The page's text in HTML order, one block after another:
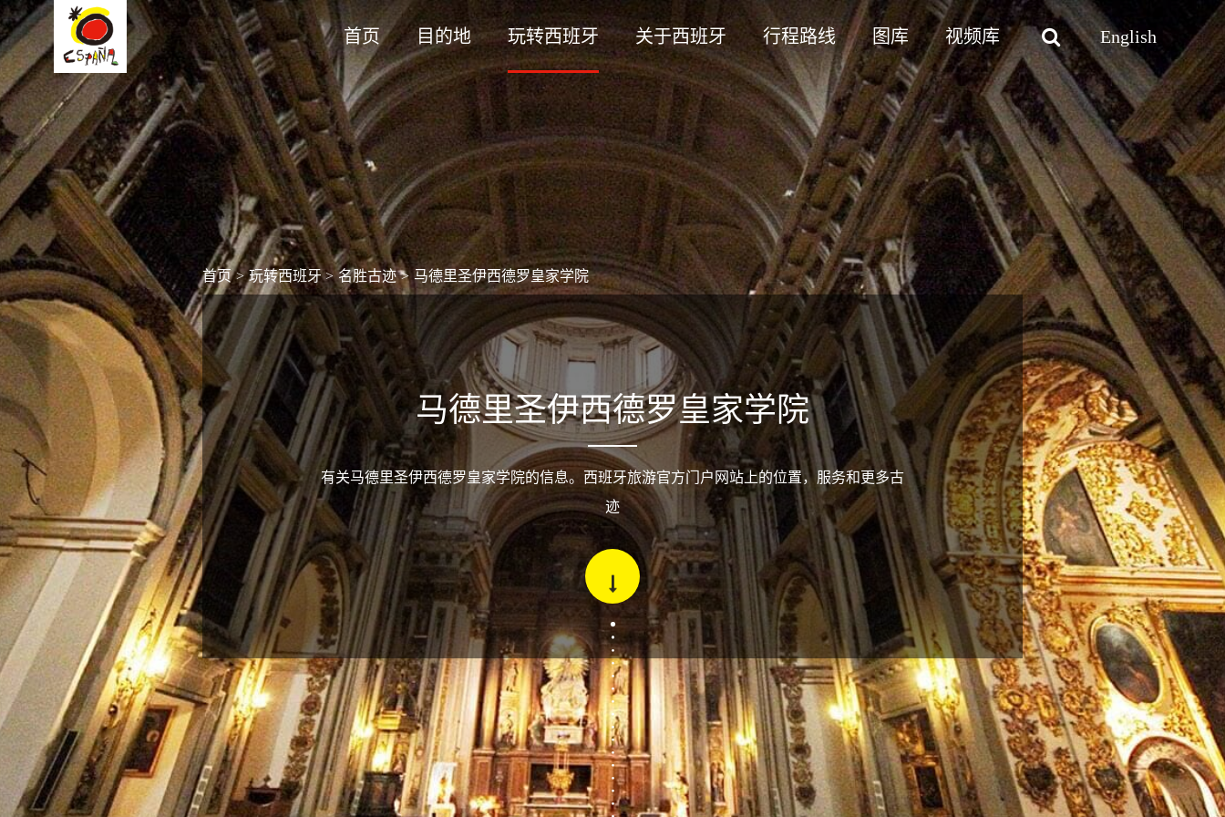
首页 目的地 玩转西班牙 关于西班牙 行程路线 图库 视频库 English
首页 > 玩转西班牙 > 名胜古迹 > 马德里圣伊西德罗皇家学院
马德里圣伊西德罗皇家学院
有关马德里圣伊西德罗皇家学院的信息。西班牙旅游官方门户网站上的位置，服务和更多古
迹